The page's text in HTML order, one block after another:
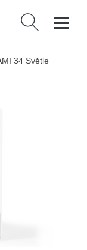
Vyhledávání
34 Světle